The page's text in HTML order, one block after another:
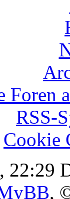
Foren
RSS-
Cookie
22:29
,